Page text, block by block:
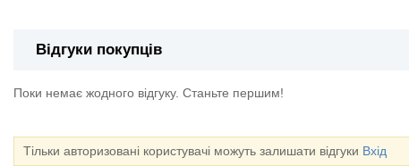
Відгуки покупців
Поки немає жодного відгуку. Станьте першим!
Тільки авторизовані користувачі можуть залишати відгуки Вхід